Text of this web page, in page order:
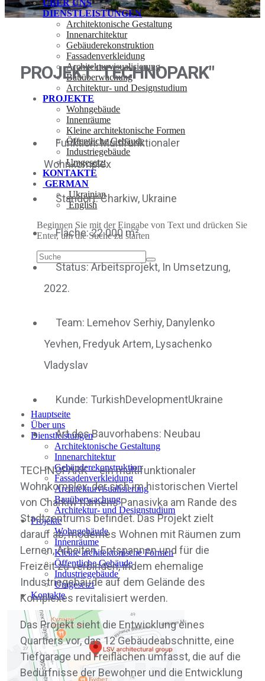
ÜBER UNS
DIENSTLEISTUNGEN
Architektonische Gestaltung
Innenarchitektur
Gebäuderekonstruktion
Fassadenverkleidung
Architekturvisualisierung
Bauüberwachung
Architektur- und Designstudium
PROJEKTE
Wohngebäude
Innenräume
Kleine architektonische Formen
Öffentliche Gebäude
Industriegebäude
Umgesetzt
KONTAKTE
GERMAN
Ukrainian
English
Beginnen Sie mit der Eingabe von Text und drücken Sie
Enter, um die Suche zu starten
Hauptseite
Über uns
Dienstleistungen
Architektonische Gestaltung
Innenarchitektur
Gebäuderekonstruktion
Fassadenverkleidung
Architekturvisualisierung
Bauüberwachung
Architektur- und Designstudium
Projekte
Wohngebäude
Innenräume
Kleine architektonische Formen
Öffentliche Gebäude
Industriegebäude
Umgesetzt
Kontakte
PROJEKT "TECHNOPARK"
Funktion: Multifunktionaler
Wohnkomplex
Standort: Charkiw, Ukraine
Fläche: 22.000 m²
Status: Arbeitsprojekt, In Umsetzung,
2022.
Team: Lemehov Serhiy, Danylеnko
Yevhen, Fredyuk Artem, Lysachenko
Vladyslav
Kunde: TurkishDevelopmentUkraine
Art des Bauvorhabens: Neubau
TECHNOPARK – ein multifunktionaler
Wohnkomplex, der sich im historischen Viertel
von Charkiw namens Panasivka am Rande des
Stadtzentrums befindet. Das Projekt zielt
darauf ab, modernes Wohnen mit Räumen zum
Lernen, Arbeiten, Entspannen und für die
Freizeit zu verbinden, indem ehemalige
Industriegebäude auf dem Gelände des
Komplexes revitalisiert werden.
Das Projekt sieht die Entwicklung eines
Quartiers vor, das 12 Gebäudeabschnitte, eine
Tiefgarage und Freiflächen umfasst, die auf die
Bedürfnisse der Bewohner und die Entwicklung